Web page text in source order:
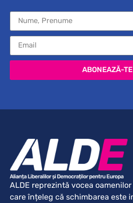
ABONEAZĂ-TE
ALDE reprezintă vocea
care înțeleg că schimbarea este